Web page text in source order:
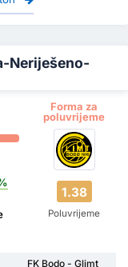
Neriješeno-
Forma za
poluvrijeme
1.38
Poluvrijeme
FK Bodo - Glimt